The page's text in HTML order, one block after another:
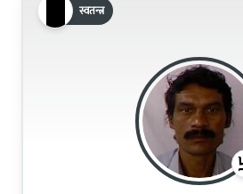
स्वतन्त्र